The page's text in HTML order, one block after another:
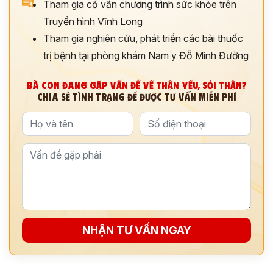
Tham gia cố vấn chương trình sức khỏe trên
Truyền hình Vĩnh Long
Tham gia nghiên cứu, phát triển các bài thuốc
trị bệnh tại phòng khám Nam y Đỗ Minh Đường
BÀ CON ĐANG GẶP VẤN ĐỀ VỀ THẬN YẾU, SỎI THẬN?
CHIA SẺ TÌNH TRẠNG ĐỂ ĐƯỢC TƯ VẤN MIỄN PHÍ
NHẬN TƯ VẤN NGAY
ĐĂNG KÝ TƯ VẤN »
ĐĂNG KÝ ĐẾN KHÁM TRỰC TIẾP
Thông tin của bạn được bảo mật và chỉ sử dụng cho mục đích tư vấn.